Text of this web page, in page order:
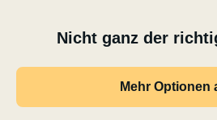
Nicht ganz der
Mehr Optionen